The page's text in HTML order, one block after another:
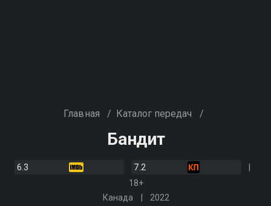
Главная / Каталог передач /
Бандит
6.3
7.2
18+
Канада
2022